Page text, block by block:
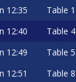
12:35 Table 1
12:40 Table 4
12:49 Table 5
12:51 Table 8